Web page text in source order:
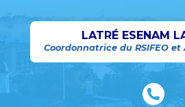
LATRÉ ESENAM
Coordonnatrice du RSIFEO